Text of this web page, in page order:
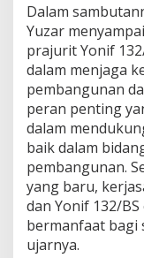
Dalam
Yuzar
prajurit Yonif
dalam menjaga
pembangunan
peran penting
dalam
baik dalam
pembangunan.
yang baru,
dan Yonif 132/
bermanfaat bagi
ujarnya.